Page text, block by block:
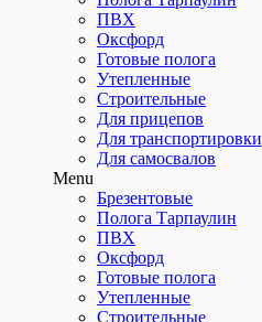
ПВХ
Оксфорд
Готовые полога
Утепленные
Строительные
Для прицепов
Для транспортировки
Для самосвалов
Menu
Брезентовые
Полога Тарпаулин
ПВХ
Оксфорд
Готовые полога
Утепленные
Строительные